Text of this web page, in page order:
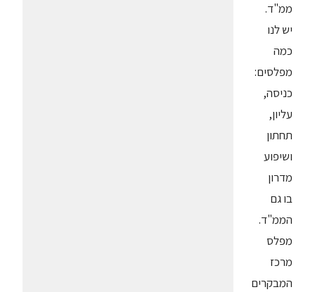
ממ"ד.
יש לנו
כמה
מפלסים:
כניסה,
עליון,
תחתון
ושיפוע
מדרון
בו גם
הממ"ד.
מפלס
מרכז
המבקרים